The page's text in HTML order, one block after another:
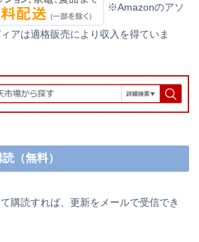
※Amazonのアソ
アは適格販売により収入を得ていま
（無料）
購読すれば、更新をメールで受信でき